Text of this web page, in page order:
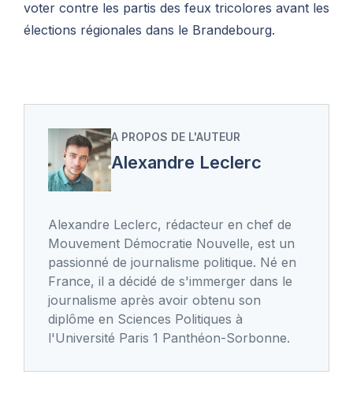
voter contre les partis des feux tricolores avant les
élections régionales dans le Brandebourg.
A PROPOS DE L'AUTEUR
Alexandre Leclerc
Alexandre Leclerc, rédacteur en chef de
Mouvement Démocratie Nouvelle, est un
passionné de journalisme politique. Né en
France, il a décidé de s'immerger dans le
journalisme après avoir obtenu son
diplôme en Sciences Politiques à
l'Université Paris 1 Panthéon-Sorbonne.